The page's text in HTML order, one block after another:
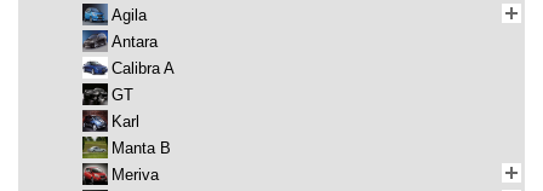
Agila
Antara
Calibra A
GT
Karl
Manta B
Meriva